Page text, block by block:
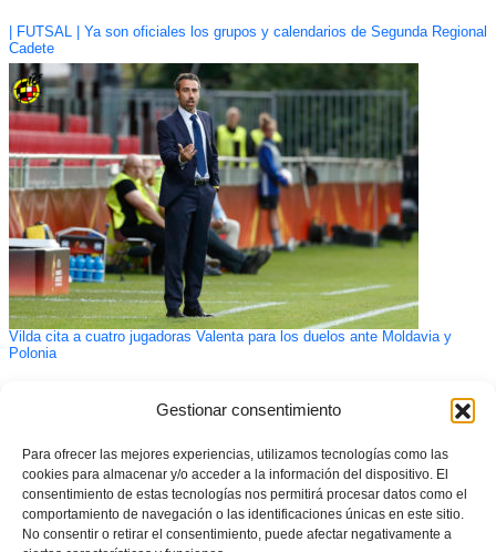
Gestionar consentimiento
Para ofrecer las mejores experiencias, utilizamos tecnologías como las
cookies para almacenar y/o acceder a la información del dispositivo. El
consentimiento de estas tecnologías nos permitirá procesar datos como el
comportamiento de navegación o las identificaciones únicas en este sitio.
No consentir o retirar el consentimiento, puede afectar negativamente a
| FUTSAL | Ya son oficiales los grupos y calendarios de Segunda Regional
Cadete
Vilda cita a cuatro jugadoras Valenta para los duelos ante Moldavia y
Polonia